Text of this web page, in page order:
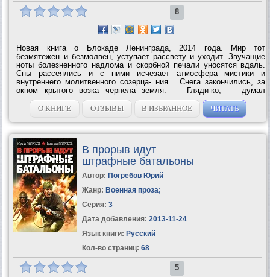
8
Новая книга о Блокаде Ленинграда, 2014 года. Мир тот
безмятежен и безмолвен, уступает рассвету и уходит. Звучащие
ноты болезненного надлома и скорбной печали уносятся вдаль.
Сны рассеялись и с ними исчезает атмосфера мистики и
внутреннего молитвенного созерца- ния... Снега закончились, за
окном крытого возка чернела земля: — Гляди-ко, — думал
Демидов, — на Урале морозы, птица на лету замерзает, а здесь
тепло и сыро что осенью, там снегов...
О КНИГЕ ОТЗЫВЫ В ИЗБРАННОЕ ЧИТАТЬ
В прорыв идут
штрафные батальоны
Автор: Погребов Юрий
Жанр: Военная проза;
Серия: 3
Дата добавления: 2013-11-24
Язык книги: Русский
Кол-во страниц: 68
5